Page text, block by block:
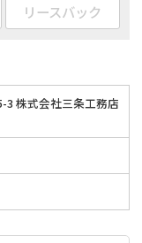
リースバック
3 株式会社三条工務店